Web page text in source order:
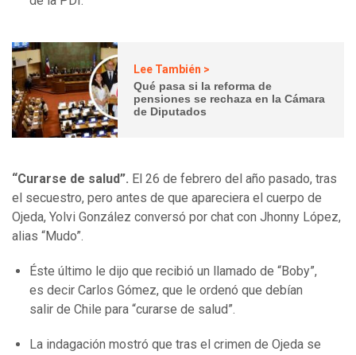
Lee También >
Qué pasa si la reforma de
pensiones se rechaza en la Cámara
de Diputados
“Curarse de salud”. El 26 de febrero del año pasado, tras
el secuestro, pero antes de que apareciera el cuerpo de
Ojeda, Yolvi González conversó por chat con Jhonny López,
alias “Mudo”.
Éste último le dijo que recibió un llamado de “Boby”,
es decir Carlos Gómez, que le ordenó que debían
salir de Chile para “curarse de salud”.
La indagación mostró que tras el crimen de Ojeda se